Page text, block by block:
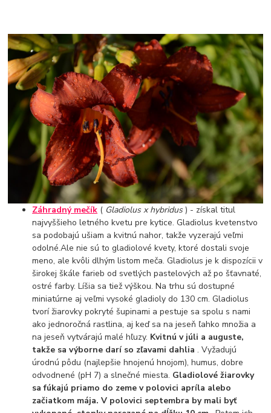
Záhradný mečík ( Gladiolus x hybridus) - získal titul
najvyššieho letného kvetu pre kytice. Gladiolus kvetenstvo
sa podobajú ušiam a kvitnú nahor, takže vyzerajú veľmi
odolné.Ale nie sú to gladiolové kvety, ktoré dostali svoje
meno, ale kvôli dlhým listom meča. Gladiolus je k dispozícii v
širokej škále farieb od svetlých pastelových až po šťavnaté,
ostré farby. Líšia sa tiež výškou. Na trhu sú dostupné
miniatúrne aj veľmi vysoké gladioly do 130 cm. Gladiolus
tvorí žiarovky pokryté šupinami a pestuje sa spolu s nami
ako jednoročná rastlina, aj keď sa na jeseň ľahko množia a
na jeseň vytvárajú malé hľuzy. Kvitnú v júli a auguste,
takže sa výborne darí so zľavami dahlia. Vyžadujú
úrodnú pôdu (najlepšie hnojenú hnojom), humus, dobre
odvodnené (pH 7) a slnečné miesta. Gladiolové žiarovky
sa fúkajú priamo do zeme v polovici apríla alebo
začiatkom mája. V polovici septembra by mali byť